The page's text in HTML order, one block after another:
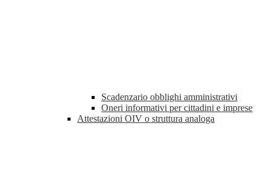
Scadenzario obblighi amministrativi
Oneri informativi per cittadini e imprese
Attestazioni OIV o struttura analoga